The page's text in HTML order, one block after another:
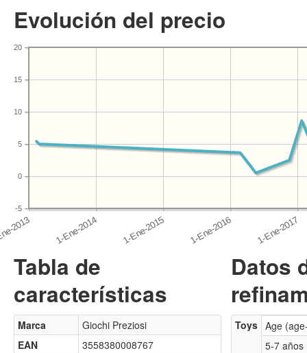
Evolución del precio
-5
0
5
10
15
20
Tabla de
características
Marca
Giochi Preziosi
EAN
3558380008767
Datos
Toys Age
5-7 años